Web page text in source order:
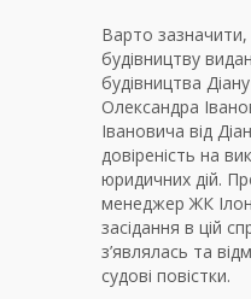
Варто
будівництву
будівництва
Олександра
Івановича від
довіреність на
юридичних дій.
менеджер ЖК
засідання в цій
з’являлась та
судові повістки.